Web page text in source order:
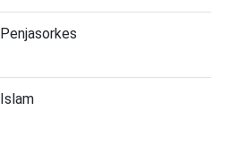
Penjasorkes
Islam